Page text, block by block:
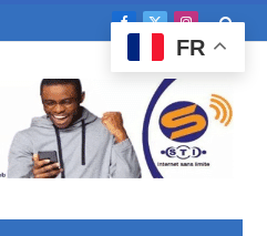
Facebook
X
(Twitter)
FR